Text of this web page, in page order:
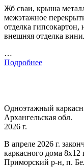
Жб сваи, крыша
межэтажное
отделка
внешняя отделка
…
Подробнее
Одноэтажный
Архангельская обл.
2026 г.
В апреле 2026 г.
каркасного дома 8х12
Приморский р-н, п.